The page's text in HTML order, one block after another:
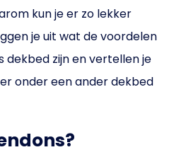
kun je er zo lekker
je uit wat de voordelen
dekbed zijn en vertellen je
onder een ander dekbed